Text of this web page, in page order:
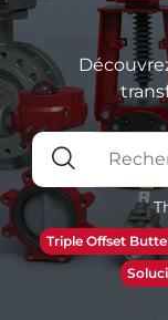
Triple Offset